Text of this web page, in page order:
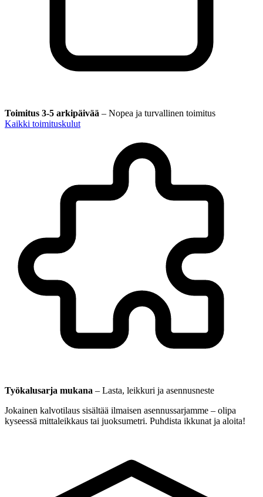
Toimitus 3-5 arkipäivää – Nopea ja turvallinen toimitus
Kaikki toimituskulut
Työkalusarja mukana – Lasta, leikkuri ja asennusneste
Jokainen kalvotilaus sisältää ilmaisen asennussarjamme – olipa
kyseessä mittaleikkaus tai juoksumetri. Puhdista ikkunat ja aloita!